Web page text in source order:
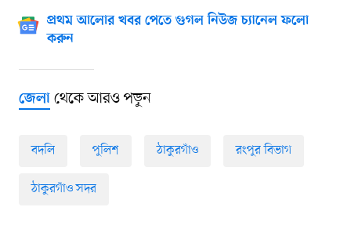
প্রথম আলোর খবর পেতে গুগল নিউজ চ্যানেল ফলো
করুন
জেলাথেকে আরও পড়ুন
বদলি পুলিশ ঠাকুরগাঁও রংপুর বিভাগ
ঠাকুরগাঁও সদর